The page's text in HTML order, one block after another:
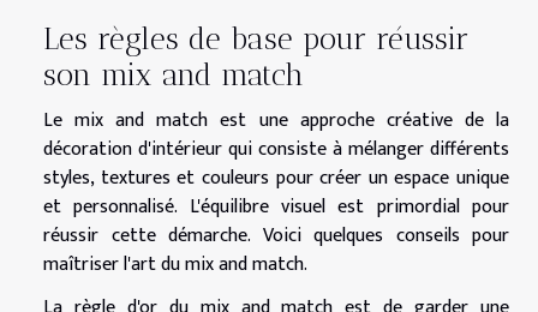
Les règles de base pour réussir
son mix and match
Le mix and match est une approche créative de la
décoration d'intérieur qui consiste à mélanger différents
styles, textures et couleurs pour créer un espace unique
et personnalisé. L'équilibre visuel est primordial pour
réussir cette démarche. Voici quelques conseils pour
maîtriser l'art du mix and match.